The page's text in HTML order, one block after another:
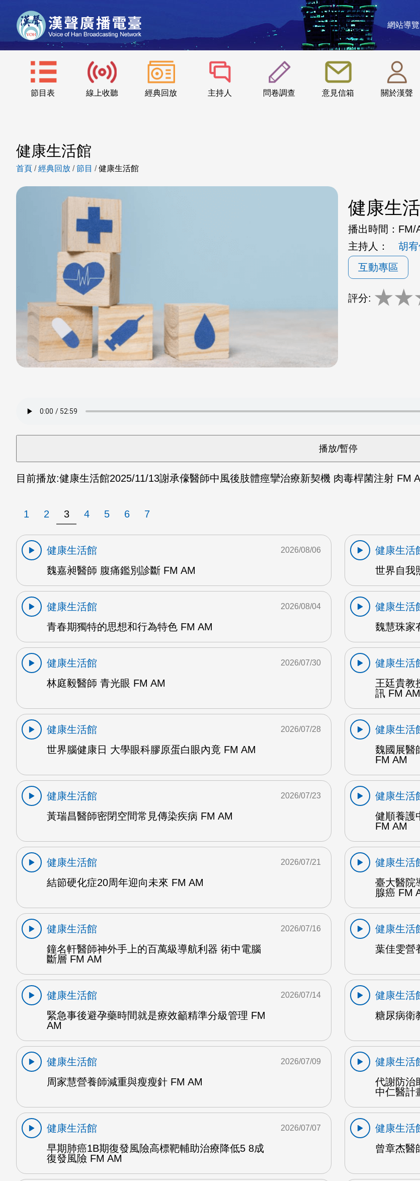
網站導覽
節目表 線上收聽 經典回放 主持人 問卷調查 意見信箱 關於漢聲
:::
健康生活館
首頁 /經典回放 /節目 /健康生活館
健康生
播出時間： FM/
主持人：
胡
互動專區
評分: ★★
目前播放:健康生活館2025/11/13謝承儫醫師中風後肢體痙攣治療新契機 肉毒桿菌注射 FM
1 2 3 4 5 6 7
健康生活館
魏嘉昶醫師 腹痛鑑別診斷 FM AM
2026/08/06
健康生活
世界自我
健康生活館
青春期獨特的思想和行為特色 FM AM
2026/08/04
健康生活
魏慧珠家
健康生活館
林庭毅醫師 青光眼 FM AM
2026/07/30
健康生活
王廷貴教
訊 FM AM
健康生活館
世界腦健康日 大學眼科膠原蛋白眼內竟 FM AM
2026/07/28
健康生活
魏國展醫
FM AM
健康生活館
黃瑞昌醫師密閉空間常見傳染疾病 FM AM
2026/07/23
健康生活
健順養護
FM AM
健康生活館
結節硬化症20周年迎向未來 FM AM
2026/07/21
健康生活
臺大醫院
腺癌 FM
健康生活館
鐘名軒醫師神外手上的百萬級導航利器 術中電腦
斷層 FM AM
2026/07/16
健康生活
葉佳雯營
健康生活館
緊急事後避孕藥時間就是療效籲精準分級管理 FM
AM
2026/07/14
健康生活
糖尿病衛
健康生活館
周家慧營養師減重與瘦瘦針 FM AM
2026/07/09
健康生活
代謝防治
中仁醫計
健康生活館
早期肺癌1B期復發風險高標靶輔助治療降低5 8成
復發風險 FM AM
2026/07/07
健康生活
曾章杰醫